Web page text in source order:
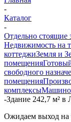
-
Каталог
-
Отдельно стоящие
Недвижимость на
коттеджиЗемля и
помещения
свободного
помещения
комплексы
-Здание 242,7 м² в
Ожидаем выход на